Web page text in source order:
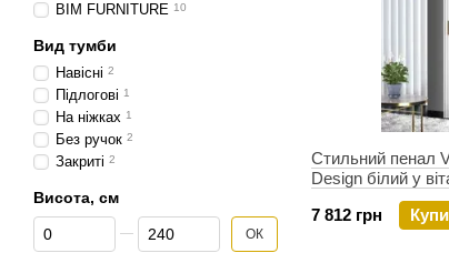
Стильний пенал
Design білий у
7 812 грн
BIM FURNITURE 10
Вид тумби
Навісні 2
Підлогові 1
На ніжках 1
Без ручок 2
Закриті 2
Висота, см
Від Висота, см
До Висота, см ОК